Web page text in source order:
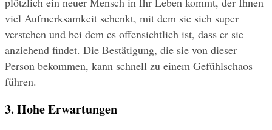
viel Aufmerksamkeit schenkt, mit dem sie sich super
verstehen und bei dem es offensichtlich ist, dass er sie
anziehend findet. Die Bestätigung, die sie von dieser
Person bekommen, kann schnell zu einem Gefühlschaos
führen.
3. Hohe Erwartungen